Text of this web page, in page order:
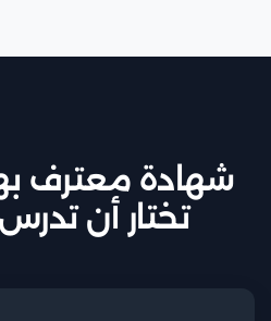
شهادة معترف
تختار أن